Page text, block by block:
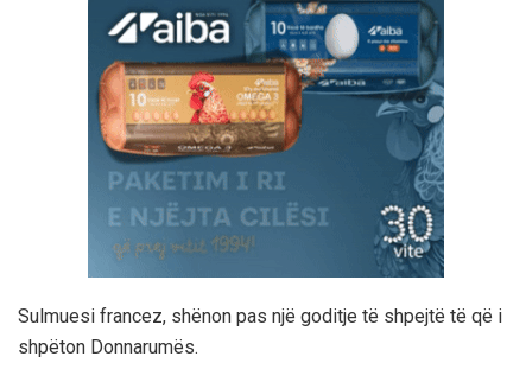
Sulmuesi francez, shënon pas një goditje të shpejtë të që i
shpëton Donnarumës.